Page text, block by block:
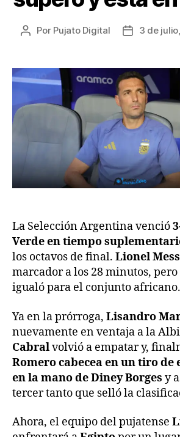
Por Pujato Digital 3 de
La Selección Argentina venció
Verde en tiempo
los octavos de final. Lionel
marcador a los 28 minutos, pero
igualó para el conjunto africano.
Ya en la prórroga, Lisandro
nuevamente en ventaja a la
Cabralvolvió a empatar y,
Romero cabecea en un tiro de
en la mano de Diney Borges y
tercer tanto que selló la
Ahora, el equipo del pujatense